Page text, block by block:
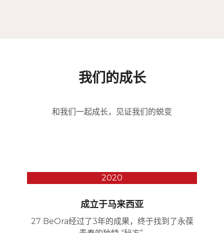
我们的成长
和我们一起成长，见证我们的蜕变
2020
成立于马来西亚
27 BeOra经过了3年的成果，终于找到了永葆